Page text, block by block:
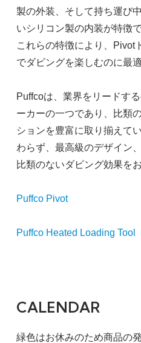
製の外装、そして持ち運び
いシリコン製の内装が特徴で
これらの特徴により、Pivo​​t
でダビングを楽しむのに最
Puffcoは、業界をリードす
ーカーの一つであり、比類
ションを豊富に取り揃えて
わらず、最高級のデザイン
比類のないダビング効果を
Puffco Pivot
Puffco Heated Loading Tool
CALENDAR
緑色はお休みのため商品の